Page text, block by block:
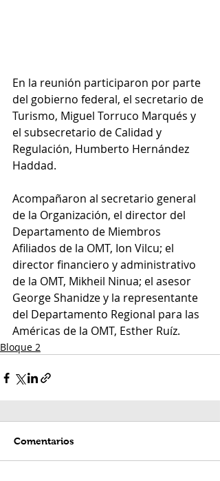
En la reunión participaron por parte
del gobierno federal, el secretario de
Turismo, Miguel Torruco Marqués y
el subsecretario de Calidad y
Regulación, Humberto Hernández
Haddad.
Acompañaron al secretario general
de la Organización, el director del
Departamento de Miembros
Afiliados de la OMT, Ion Vilcu; el
director financiero y administrativo
de la OMT, Mikheil Ninua; el asesor
George Shanidze y la representante
del Departamento Regional para las
Américas de la OMT, Esther Ruíz.
Bloque 2
Comentarios